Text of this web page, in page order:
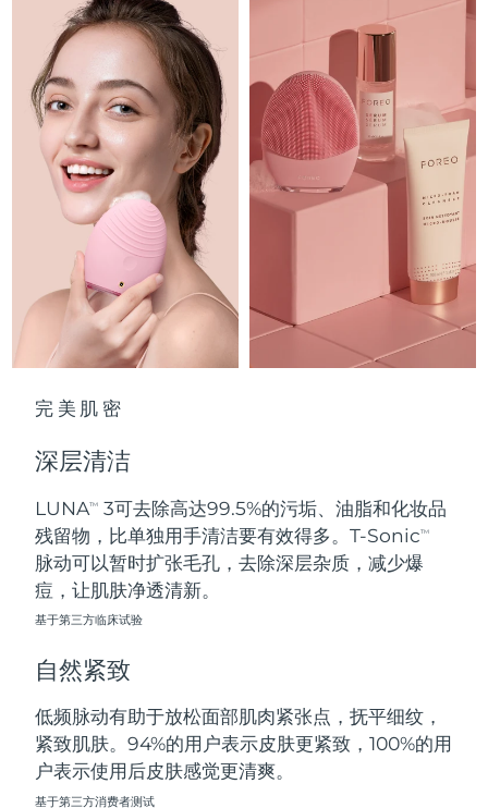
完美肌密
深层清洁
LUNATM
3可去除高达99.5%的污垢、油脂和化妆品
残留物，比单独用手清洁要有效得多。T-SonicTM
脉动可以暂时扩张毛孔，去除深层杂质，减少爆
痘，让肌肤净透清新。
基于第三方临床试验
自然紧致
低频脉动有助于放松面部肌肉紧张点，抚平细纹，
紧致肌肤。94%的用户表示皮肤更紧致，100%的用
户表示使用后皮肤感觉更清爽。
基于第三方消费者测试
墨西哥 8/14/26
摩纳哥 预计送达日期
荷兰 预计送达日期 8/10/26
新西兰 预计送达日期 8/10/26
挪威 8/10/26
8/13/26
菲律宾 预计送达日期 8/13/26
波兰 预计送达日期8/11/26
葡萄牙
波多黎各
卡塔尔 预计送达日期 8/11/26
留尼汪 预计送达日期 8/15/26
罗马尼亚
俄罗斯
沙特阿拉伯 预计送达日期8/11/26
新加坡